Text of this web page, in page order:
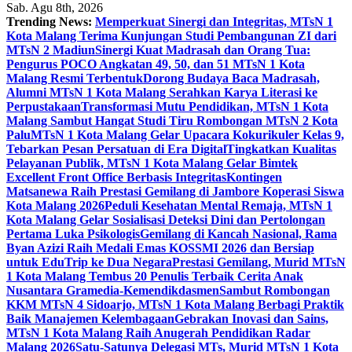
Sab. Agu 8th, 2026
Trending News: Memperkuat Sinergi dan Integritas, MTsN 1
Kota Malang Terima Kunjungan Studi Pembangunan ZI dari
MTsN 2 MadiunSinergi Kuat Madrasah dan Orang Tua:
Pengurus POCO Angkatan 49, 50, dan 51 MTsN 1 Kota
Malang Resmi TerbentukDorong Budaya Baca Madrasah,
Alumni MTsN 1 Kota Malang Serahkan Karya Literasi ke
PerpustakaanTransformasi Mutu Pendidikan, MTsN 1 Kota
Malang Sambut Hangat Studi Tiru Rombongan MTsN 2 Kota
PaluMTsN 1 Kota Malang Gelar Upacara Kokurikuler Kelas 9,
Tebarkan Pesan Persatuan di Era DigitalTingkatkan Kualitas
Pelayanan Publik, MTsN 1 Kota Malang Gelar Bimtek
Excellent Front Office Berbasis IntegritasKontingen
Matsanewa Raih Prestasi Gemilang di Jambore Koperasi Siswa
Kota Malang 2026Peduli Kesehatan Mental Remaja, MTsN 1
Kota Malang Gelar Sosialisasi Deteksi Dini dan Pertolongan
Pertama Luka PsikologisGemilang di Kancah Nasional, Rama
Byan Azizi Raih Medali Emas KOSSMI 2026 dan Bersiap
untuk EduTrip ke Dua NegaraPrestasi Gemilang, Murid MTsN
1 Kota Malang Tembus 20 Penulis Terbaik Cerita Anak
Nusantara Gramedia-KemendikdasmenSambut Rombongan
KKM MTsN 4 Sidoarjo, MTsN 1 Kota Malang Berbagi Praktik
Baik Manajemen KelembagaanGebrakan Inovasi dan Sains,
MTsN 1 Kota Malang Raih Anugerah Pendidikan Radar
Malang 2026Satu-Satunya Delegasi MTs, Murid MTsN 1 Kota